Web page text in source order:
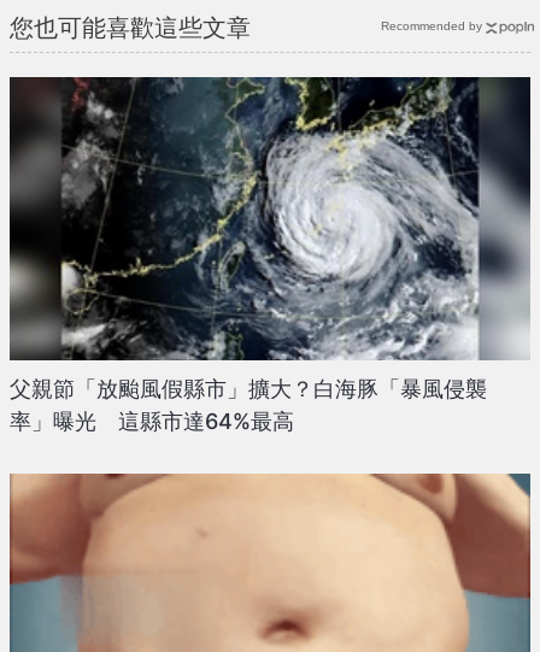
您也可能喜歡這些文章
父親節「放颱風假縣市」擴大？白海豚「暴風侵襲
率」曝光 這縣市達64%最高
Recommended by